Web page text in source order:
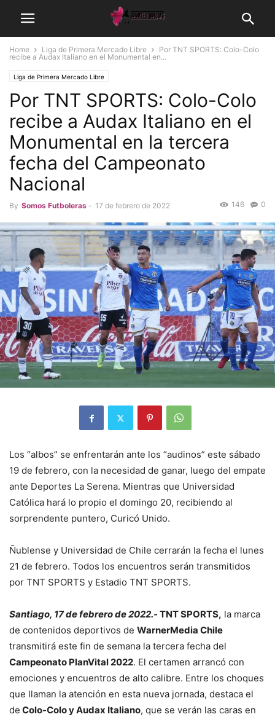
Home Liga de Primera Mercado Libre
Por TNT SPORTS: Colo-Colo
recibe a Audax Italiano en el Monumental en...
Liga de Primera Mercado Libre
Por TNT SPORTS: Colo-Colo
recibe a Audax Italiano en el
Monumental en la tercera
fecha del Campeonato
Nacional
By Somos Futboleras - 17 de febrero de 2022 0
146
Los “albos” se enfrentarán ante los “audinos” este sábado
19 de febrero, con la necesidad de ganar, luego del empate
ante Deportes La Serena. Mientras que Universidad
Católica hará lo propio el domingo 20, recibiendo al
sorprendente puntero, Curicó Unido.
Ñublense y Universidad de Chile cerrarán la fecha el lunes
21 de febrero. Todos los encuentros serán transmitidos
por TNT SPORTS y Estadio TNT SPORTS.
Santiago, 17 de febrero de 2022.- TNT SPORTS, la marca
de contenidos deportivos de WarnerMedia Chile
transmitirá este fin de semana la tercera fecha del
Campeonato PlanVital 2022. El certamen arrancó con
emociones y encuentros de alto calibre. Entre los choques
que llaman la atención en esta nueva jornada, destaca el
de Colo-Colo y Audax Italiano, que se verán las caras en